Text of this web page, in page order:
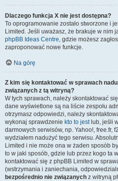
Dlaczego funkcja X nie jest dostępna?
To oprogramowanie zostało stworzone i
Limited. Jeśli uważasz, że brakuje w nim
phpBB Ideas Centre, gdzie możesz
zaproponować nowe funkcje.
Na górę
Z kim się kontaktować w sprawach
związanych z tą witryną?
W tych sprawach, należy skontaktować
dane wyświetlone są na liście zespołu
otrzymasz odpowiedzi, należy
wykonaj sprawdzenie kto to jestlub, jeśli
darmowych serwisów, np. Yahoo!, free.fr,
wydziałem nadużyć tego serwisu.
Limited i nie może ona w żaden sposób
to w jaki sposób, gdzie lub przez kogo ta
kontaktować się z phpBB Limited w
(wstrzymania i zaniechania,
bezpośrednio nie związanych z witryną